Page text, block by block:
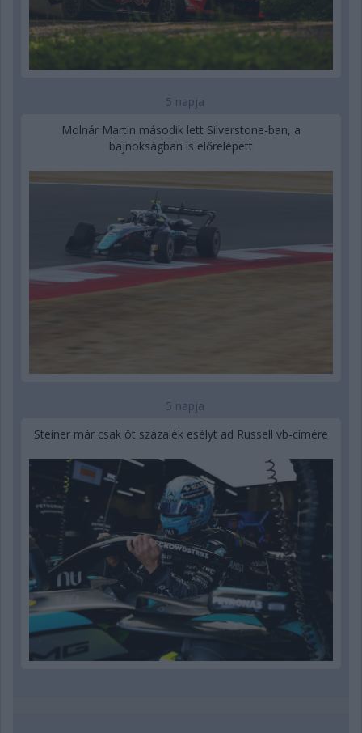
5 napja
Molnár Martin második lett Silverstone-ban, a
bajnokságban is előrelépett
5 napja
Steiner már csak öt százalék esélyt ad Russell vb-címére